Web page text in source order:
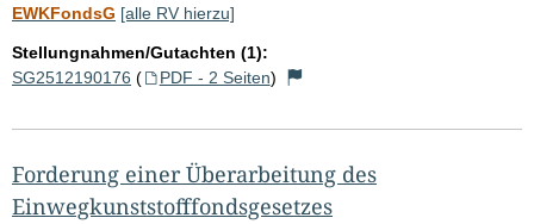
EWKFondsG [alle RV hierzu]
Stellungnahmen/Gutachten (1):
SG2512190176 ( PDF - 2 Seiten)
Forderung einer Überarbeitung des
Einwegkunststofffondsgesetzes